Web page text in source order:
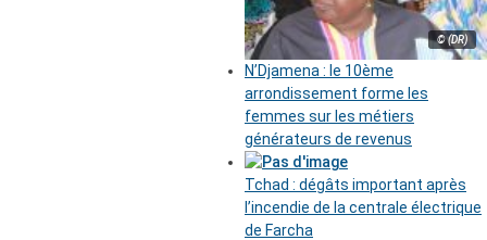
© (DR)
N’Djamena : le 10ème
arrondissement forme les
femmes sur les métiers
générateurs de revenus
Tchad : dégâts important après
l’incendie de la centrale électrique
de Farcha